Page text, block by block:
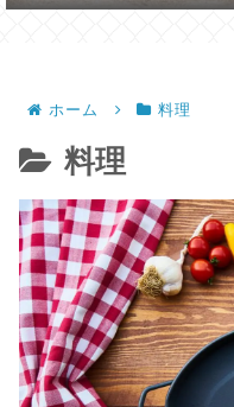
ホーム 料理
料理